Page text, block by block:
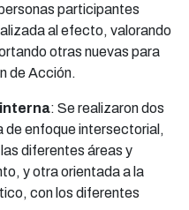
participantes
al efecto, valorando
otras nuevas para
de Acción.
: Se realizaron dos
de enfoque intersectorial,
diferentes áreas y
y otra orientada a la
con los diferentes